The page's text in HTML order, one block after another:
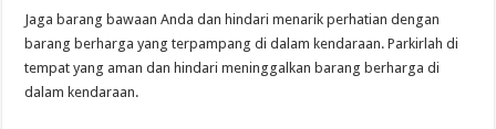
Jaga barang bawaan Anda dan hindari menarik perhatian dengan
barang berharga yang terpampang di dalam kendaraan. Parkirlah di
tempat yang aman dan hindari meninggalkan barang berharga di
dalam kendaraan.